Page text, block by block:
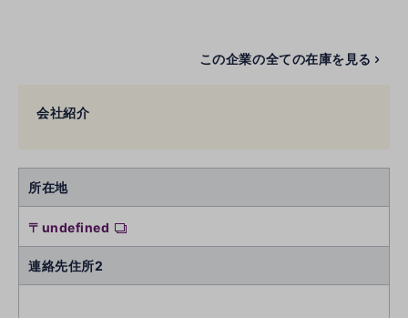
この企業の全ての在庫を見る
会社紹介
所在地
〒undefined
連絡先住所2